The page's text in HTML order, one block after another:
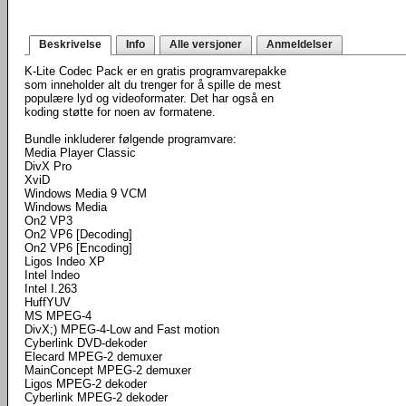
Beskrivelse Info Alle versjoner Anmeldelser
K-Lite Codec Pack er en gratis programvarepakke
som inneholder alt du trenger for å spille de mest
populære lyd og videoformater. Det har også en
koding støtte for noen av formatene.
Bundle inkluderer følgende programvare:
Media Player Classic
DivX Pro
XviD
Windows Media 9 VCM
Windows Media
On2 VP3
On2 VP6 [Decoding]
On2 VP6 [Encoding]
Ligos Indeo XP
Intel Indeo
Intel I.263
HuffYUV
MS MPEG-4
DivX;) MPEG-4-Low and Fast motion
Cyberlink DVD-dekoder
Elecard MPEG-2 demuxer
MainConcept MPEG-2 demuxer
Ligos MPEG-2 dekoder
Cyberlink MPEG-2 dekoder